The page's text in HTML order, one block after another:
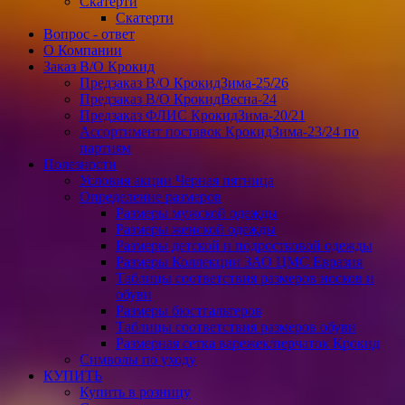
Скатерти
Вопрос - ответ
О Компании
Заказ В/О Крокид
Предзаказ В/О КрокидЗима-25/26
Предзаказ В/О КрокидВесна-24
Предзаказ ФЛИС КрокидЗима-20/21
Ассортимент поставок КрокидЗима-23/24 по
партиям
Полезности
Условия акции Черная пятница
Определение размеров
Размеры мужской одежды
Размеры женской одежды
Размеры детской и подростковой одежды
Размеры Коллекции ЗАО ЦМС Евразия
Таблицы соответствия размеров носков и
обуви
Размеры бюстгальтеров
Таблицы соответствия размеров обуви
Размерная сетка варежек/перчаток Крокид
Символы по уходу
КУПИТЬ
Купить в розницу